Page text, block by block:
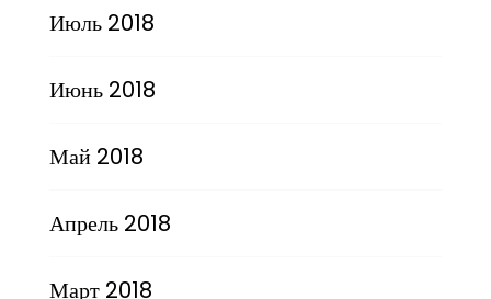
Июль 2018
Июнь 2018
Май 2018
Апрель 2018
Март 2018